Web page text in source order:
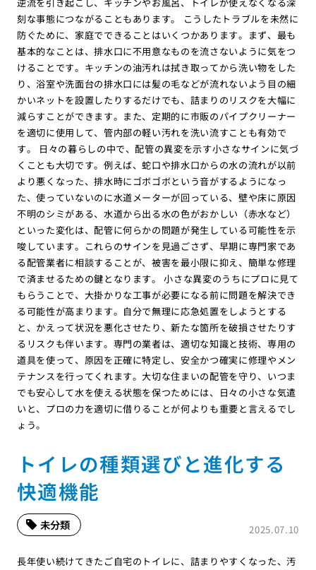
刻な事態につながることもあります。 こうしたトラブルを未然に
防ぐために、家庭でできることはいくつかあります。まず、最も
基本的なことは、排水口に不用意なものを流さないように気をつ
けることです。キッチンの油汚れは拭き取ってから洗い物をした
り、浴室や洗面台の排水口には髪の毛などが流れないよう目の細
かいネットを設置したりするだけでも、詰まりのリスクを大幅に
減らすことができます。また、定期的に市販のパイプクリーナー
を適切に使用して、管内部の軽い汚れを洗い流すことも有効で
す。 日々の暮らしの中で、配管の異変を示す小さなサインに気づ
くことも大切です。例えば、蛇口や排水口からの水の流れが以前
より悪くなった、排水時にゴボゴボという音がするようになっ
た、使っていないのに水道メーターが回っている、壁や床に原因
不明のシミがある、水道から出る水の色がおかしい（赤水など）
といった変化は、配管に何らかの問題が発生している可能性を示
唆しています。これらのサインを見過ごさず、早期に専門家であ
る配管業者に相談することが、被害を最小限に抑え、簡単な修理
で済ませるための鍵となります。 小さな異変のうちにプロに見て
もらうことで、大掛かりな工事が必要になる前に問題を解決でき
る可能性が高まります。自分で無理に応急処置をしようとする
と、かえって状況を悪化させたり、新たな箇所を破損させたりす
るリスクも伴います。専門の業者は、適切な知識と技術、専用の
道具を使って、原因を正確に特定し、安全かつ確実に修理やメン
テナンスを行ってくれます。大切な住まいの配管を守り、いつま
でも安心して水を使える状態を保つためには、日々の小さな気遣
いと、プロの力を適切に借りることが何よりも重要と言えるでし
ょう。
トイレの種類選びと進化する
快適機能
2025.07.10
未分類
長年使い続けてきたご自宅のトイレに、詰まりやすくなった、汚